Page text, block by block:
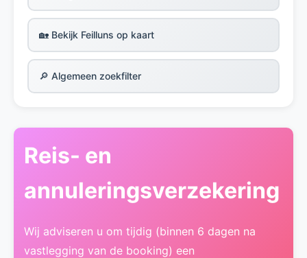
🏡 Bekijk Feilluns op kaart
🔎 Algemeen zoekfilter
Reis- en
annuleringsverzekering
Wij adviseren u om tijdig (binnen 6 dagen na
vastlegging van de booking) een